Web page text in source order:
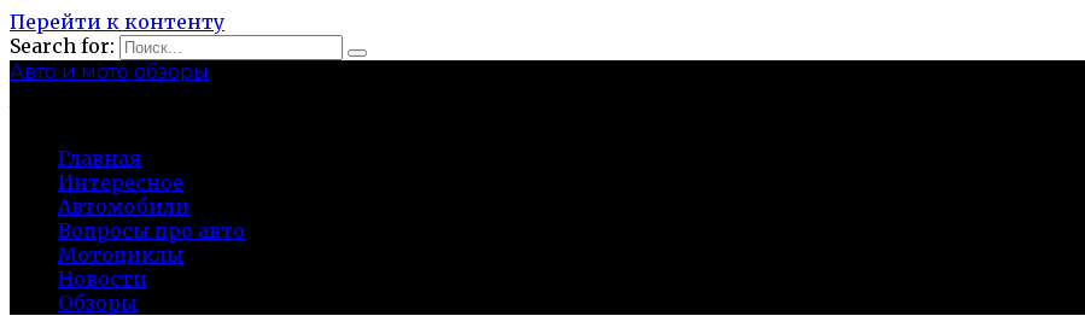
Перейти к контенту
Search for:
Авто и мото обзоры
Главная
Интересное
Автомобили
Вопросы про авто
Мотоциклы
Новости
Обзоры